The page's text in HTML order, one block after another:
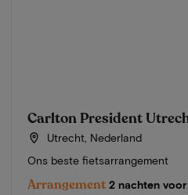
Carlton President
Utrecht, Nederland
Ons beste fietsarrangement
Arrangement 2 nachten